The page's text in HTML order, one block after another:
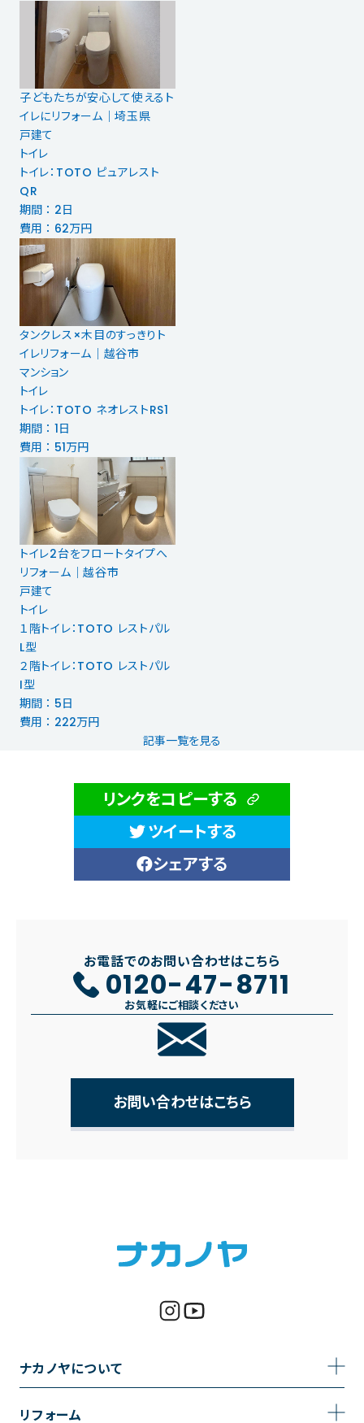
子どもたちが安心して使えるト
イレにリフォーム｜埼玉県
戸建て
トイレ
トイレ：TOTO ピュアレスト
QR
期間 ： 2日
費用 ： 62万円
タンクレス×木目のすっきりト
イレリフォーム｜越谷市
マンション
トイレ
トイレ：TOTO ネオレストRS1
期間 ： 1日
費用 ： 51万円
トイレ2台をフロートタイプへ
リフォーム｜越谷市
戸建て
トイレ
１階トイレ：TOTO レストパル
L型
２階トイレ：TOTO レストパル
I型
期間 ： 5日
費用 ： 222万円
記事一覧を見る
リンクをコピーする
ツイートする
シェアする
お電話でのお問い合わせはこちら
0120-47-8711
お気軽にご相談ください
お問い合わせはこちら
ナカノヤについて
リフォーム